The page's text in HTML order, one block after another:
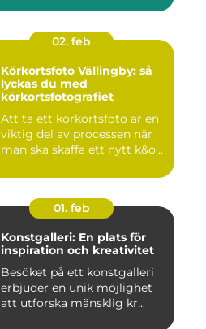
02. feb
Körkortsfoto Vällingby: så
lyckas du med
körkortsfotografiet
Att ta ett körkortsfoto är en
viktig del av processen när
man ska skaffa ett nytt k&o...
01. feb
Konstgalleri: En plats för
inspiration och kreativitet
Besöket på ett konstgalleri
erbjuder en unik möjlighet
att utforska mänsklig kr...